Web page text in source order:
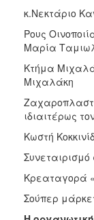
κ.Νεκτάριο
Ρους
Μαρία
Κτήμα
Μιχαλάκη
ιδιαιτέρως
Κωστή
Κρεαταγορά
Σούπερ